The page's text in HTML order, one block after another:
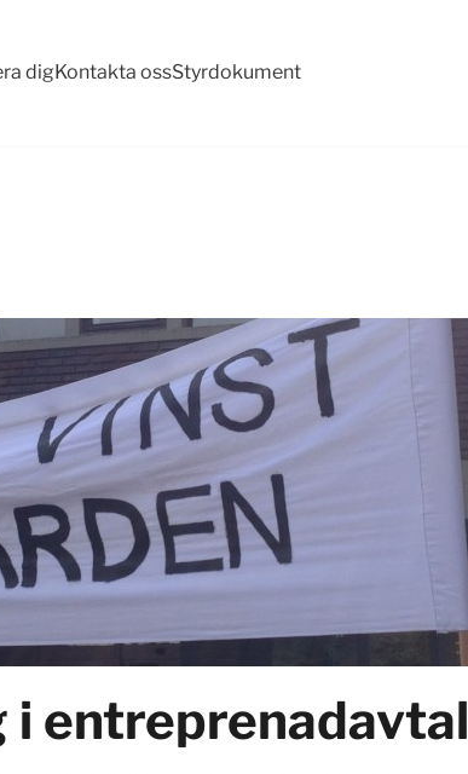
digKontakta ossStyrdokument
i entreprenadavtal